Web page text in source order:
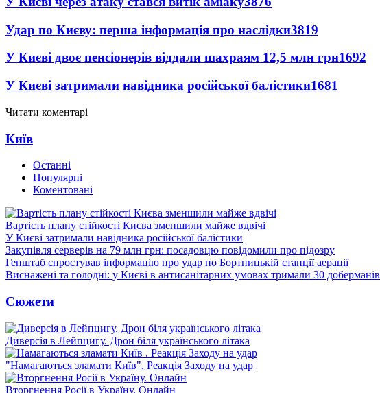
Удар по Києву: перша інформація про наслідки3819
У Києві двоє пенсіонерів віддали шахраям 12,5 млн грн1692
У Києві затримали навідника російської балістики1681
Читати коментарі
Київ
Останні
Популярні
Коментовані
Вартість плану стійкості Києва зменшили майже вдвічі
У Києві затримали навідника російської балістики
Закупівля серверів на 79 млн грн: посадовцю повідомили про підозру
Генштаб спростував інформацію про удар по Бортницькій станції аерації
Виснажені та голодні: у Києві в антисанітарних умовах тримали 30 доберманів
Сюжети
Диверсія в Лейпцигу. Дрон біля українського літака
"Намагаються зламати Київ". Реакція Заходу на удар
Вторгнення Росії в Україну. Онлайн